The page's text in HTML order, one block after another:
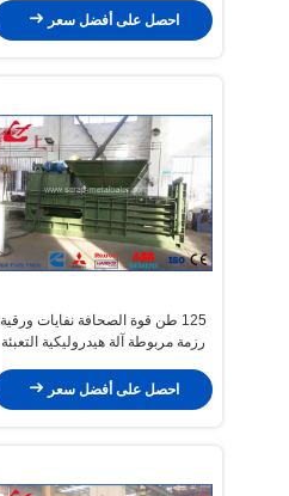
احصل على أفضل سعر
125 طن قوة الصحافة نفايات ورقية
رزمة مربوطة آلة هيدروليكية التعبئة
احصل على أفضل سعر